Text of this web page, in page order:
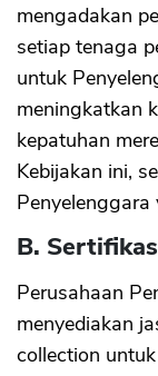
mengadakan
setiap tenaga
untuk
meningkatkan
kepatuhan
Kebijakan ini,
B.
Perusahaan
menyediakan
collection